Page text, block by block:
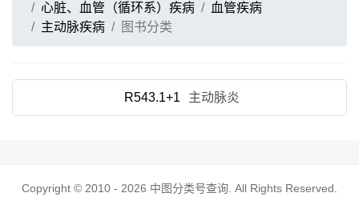
心脏、血管（循环系）疾病
血管疾病
主动脉疾病
图书分类
R543.1+1 主动脉炎
Copyright © 2010 - 2026 中图分类号查询 . All Rights Reserved.